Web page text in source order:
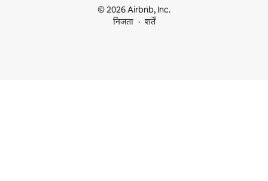
© 2026 Airbnb, Inc.
निजता
शर्तें